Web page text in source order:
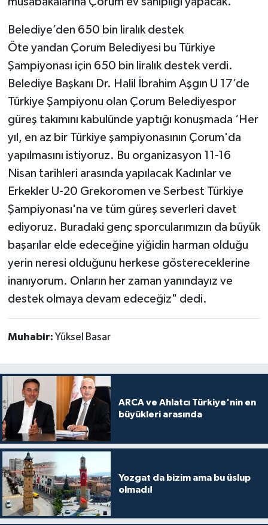
Belediye’den 650 bin liralık destek
Öte yandan Çorum Belediyesi bu Türkiye
Şampiyonası için 650 bin liralık destek verdi.
Belediye Başkanı Dr. Halil İbrahim Aşgın U 17’de
Türkiye Şampiyonu olan Çorum Belediyespor
güreş takımını kabulünde yaptığı konuşmada ‘Her
yıl, en az bir Türkiye şampiyonasının Çorum'da
yapılmasını istiyoruz. Bu organizasyon 11-16
Nisan tarihleri arasında yapılacak Kadınlar ve
Erkekler U-20 Grekoromen ve Serbest Türkiye
Şampiyonası'na ve tüm güreş severleri davet
ediyoruz. Buradaki genç sporcularımızın da büyük
başarılar elde edeceğine yiğidin harman olduğu
yerin neresi olduğunu herkese göstereceklerine
inanıyorum. Onların her zaman yanındayız ve
destek olmaya devam edeceğiz" dedi.
Muhabir: Yüksel Basar
ARCA ve Ahlatcı Türkiye'nin en
büyükleri arasında
Yozgat da bizim ama bu üslup
olmadı!